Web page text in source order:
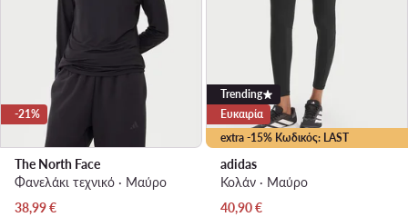
-21%
The North Face
Φανελάκι τεχνικό · Μαύρο
Τρέχουσα τιμή
38,99€
extra -15% Κωδικός: LAST
Trending
Ευκαιρία
adidas
Κολάν · Μαύρο
Τρέχουσα τιμή
40,90€